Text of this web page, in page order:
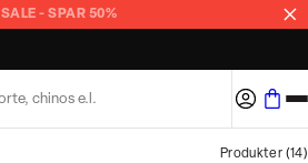
SALE - SPAR 50%
Produkter (14)